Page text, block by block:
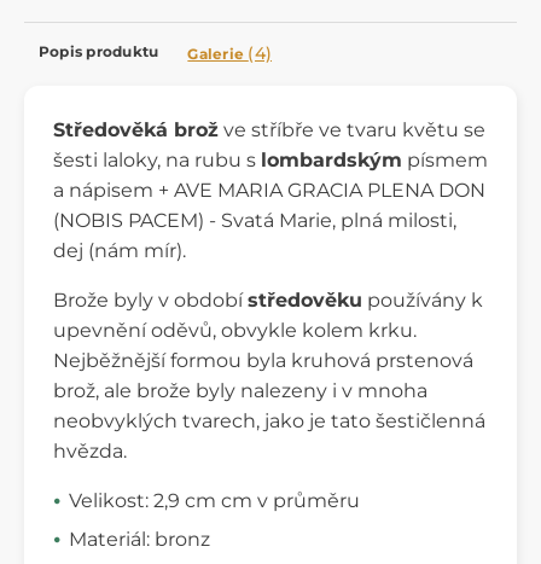
Popis produktu Galerie (4)
Středověká brož ve stříbře ve tvaru květu se
šesti laloky, na rubu s lombardským písmem
a nápisem + AVE MARIA GRACIA PLENA DON
(NOBIS PACEM) - Svatá Marie, plná milosti,
dej (nám mír).
Brože byly v obdobístředověku používány k
upevnění oděvů, obvykle kolem krku.
Nejběžnější formou byla kruhová prstenová
brož, ale brože byly nalezeny i v mnoha
neobvyklých tvarech, jako je tato šestičlenná
hvězda.
Velikost: 2,9 cm cm v průměru
Materiál: bronz